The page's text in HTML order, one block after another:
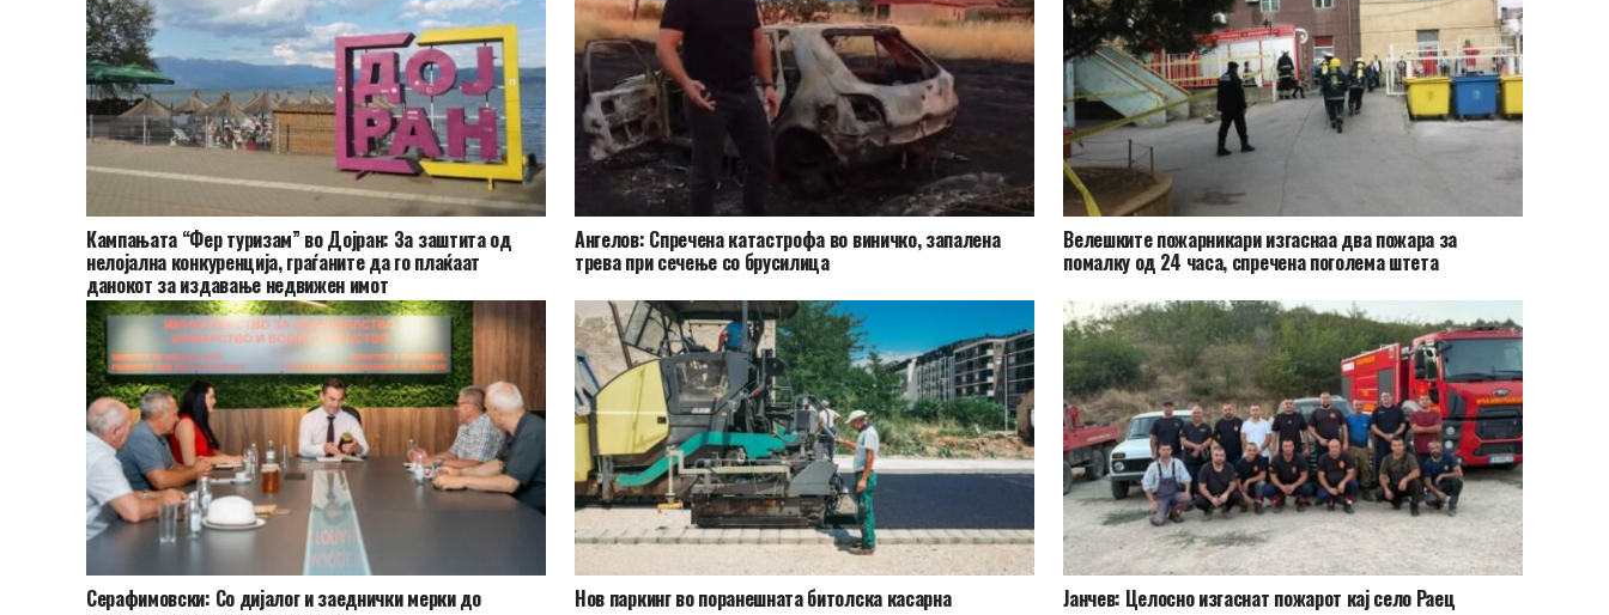
Кампањата “Фер туризам” во Дојран: За заштита од
нелојална конкуренција, граѓаните да го плаќаат
данокот за издавање недвижен имот
Ангелов: Спречена катастрофа во виничко, запалена
трева при сечење со брусилица
Велешките пожарникари изгаснаа два пожара за
помалку од 24 часа, спречена поголема штета
Серафимовски: Со дијалог и заеднички мерки до Нов паркинг во поранешната битолска касарна Јанчев: Целосно изгаснат пожарот кај село Раец